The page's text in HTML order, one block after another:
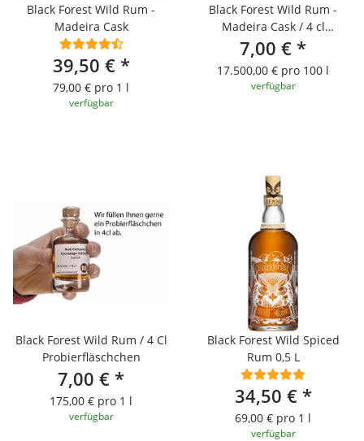
Black Forest Wild Rum -
Madeira Cask
39,50 € *
79,00 € pro 1 l
verfügbar
Black Forest Wild Rum -
Madeira Cask / 4 cl
Probierfläschchen
7,00 € *
17.500,00 € pro 100 l
verfügbar
Black Forest Wild Rum / 4 Cl
Probierfläschchen
7,00 € *
175,00 € pro 1 l
verfügbar
Black Forest Wild Spiced
Rum 0,5 L
34,50 € *
69,00 € pro 1 l
verfügbar